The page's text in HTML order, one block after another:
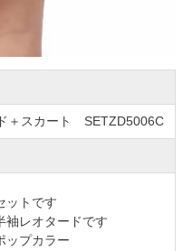
＋スカート SETZD5006C
ットです
袖レオタードです
ップカラー